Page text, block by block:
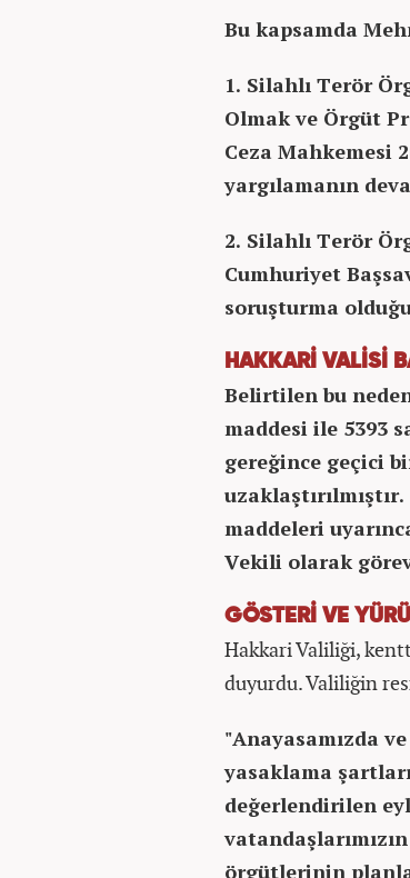
Bu kapsamda
1. Silahlı Terör
Olmak ve Örgüt
Ceza Mahkemesi
yargılamanın
2. Silahlı Terör
Cumhuriyet
soruşturma
HAKKARİ VALİSİ
Belirtilen bu
maddesi ile 5393
gereğince geçici
maddeleri
Vekili olarak
GÖSTERİ VE
Hakkari Valiliği,
duyurdu. Valiliğin
"Anayasamızda
yasaklama
değerlendirilen
örgütlerinin